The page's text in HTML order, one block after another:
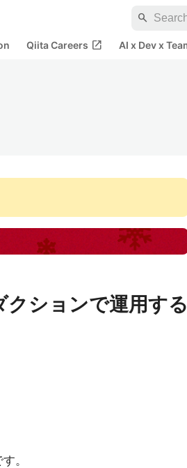
search
Qiita Careers open_in_new AI x Dev x
ションで運用す
。